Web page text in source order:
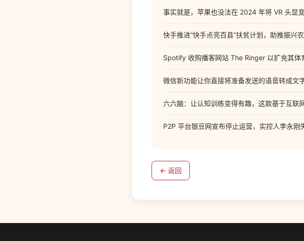
事实就是，苹果也没法在 2024 年将 VR 头显
快手推进“快手点亮百县”扶贫计划，助推振兴
Spotify 收购播客网站 The Ringer 以扩充其体
微信新功能让你直接将准备发送的语音转成文
六六脑：让认知训练变得有趣，这款基于互联
P2P 平台银豆网宣布停止运营，实控人李永刚
← 返回